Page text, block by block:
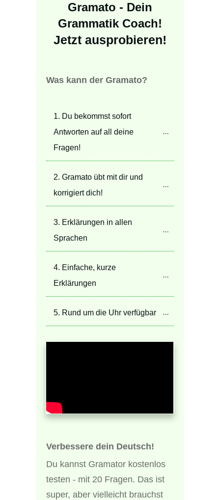
Gramato - Dein
Grammatik Coach!
Jetzt ausprobieren!
Was kann der Gramato?
1. Du bekommst sofort
Antworten auf all deine
Fragen!
2. Gramato übt mit dir und
korrigiert dich!
3. Erklärungen in allen
Sprachen
4. Einfache, kurze
Erklärungen
5. Rund um die Uhr verfügbar
Verbessere dein Deutsch!
Du kannst Gramator kostenlos
testen - mit 20 Fragen. Das ist
super, aber vielleicht brauchst